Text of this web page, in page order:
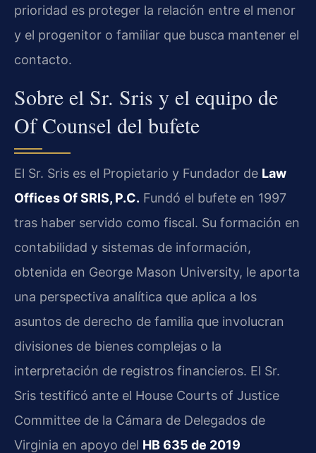
prioridad es proteger la relación entre el menor
y el progenitor o familiar que busca mantener el
contacto.
Sobre el Sr. Sris y el equipo de
Of Counsel del bufete
El Sr. Sris es el Propietario y Fundador de Law
Offices Of SRIS, P.C. Fundó el bufete en 1997
tras haber servido como fiscal. Su formación en
contabilidad y sistemas de información,
obtenida en George Mason University, le aporta
una perspectiva analítica que aplica a los
asuntos de derecho de familia que involucran
divisiones de bienes complejas o la
interpretación de registros financieros. El Sr.
Sris testificó ante el House Courts of Justice
Committee de la Cámara de Delegados de
Virginia en apoyo del HB 635 de 2019